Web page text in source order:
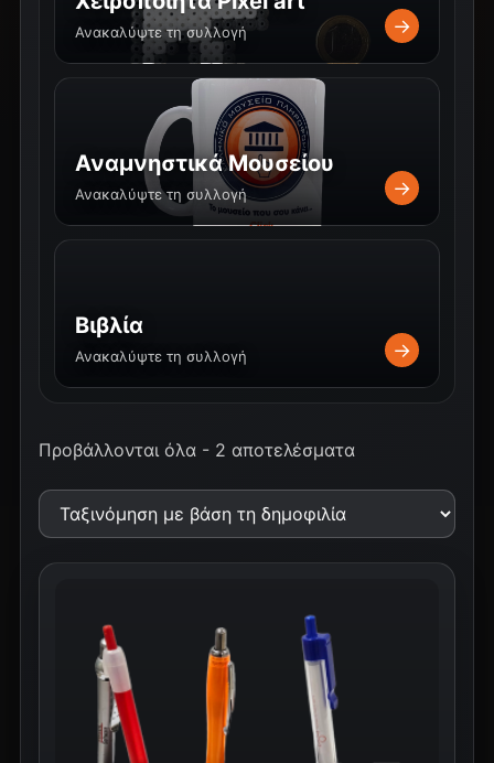
Ανακαλύψτε τη συλλογή →
Αναμνηστικά Μουσείου
Ανακαλύψτε τη συλλογή →
Βιβλία
Ανακαλύψτε τη συλλογή →
Προβάλλονται όλα - 2 αποτελέσματα